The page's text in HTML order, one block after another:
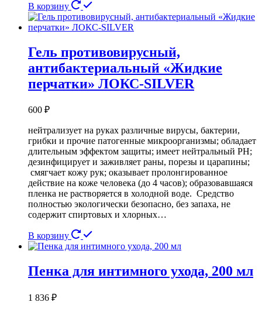
В корзину
Гель противовирусный,
антибактериальный «Жидкие
перчатки» ЛОКС-SILVER
600 ₽
нейтрализует на руках различные вирусы, бактерии,
грибки и прочие патогенные микроорганизмы; обладает
длительным эффектом защиты; имеет нейтральный PH;
дезинфицирует и заживляет раны, порезы и царапины;
смягчает кожу рук; оказывает пролонгированное
действие на коже человека (до 4 часов); образовавшаяся
пленка не растворяется в холодной воде. Средство
полностью экологически безопасно, без запаха, не
содержит спиртовых и хлорных…
В корзину
Пенка для интимного ухода, 200 мл
1 836 ₽